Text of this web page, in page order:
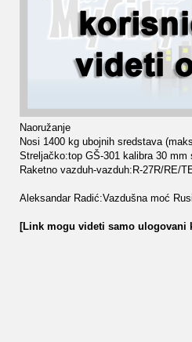
Naoružanje
Nosi 1400 kg ubojnih sredstava
Streljačko:top GŠ-301 kalibra 30 mm
Raketno vazduh-vazduh:R-27R/RE/
Aleksandar Radić:Vazdušna moć
[Link mogu videti samo ulogovani